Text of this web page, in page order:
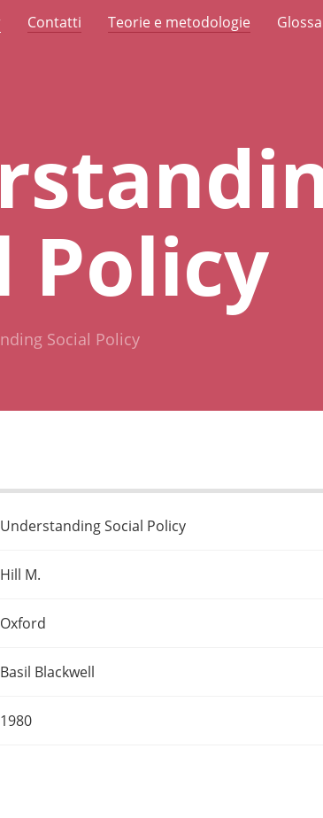
Contatti Teorie e metodologie
Policy
Social Policy
Understanding Social Policy
Hill M.
Oxford
Basil Blackwell
1980